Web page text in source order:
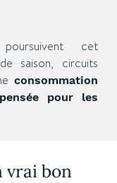
cet
saison, circuits
consommation
pour les
vrai bon